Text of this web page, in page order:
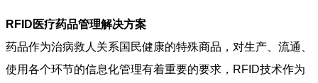
RFID医疗药品管理解决方案
药品作为治病救人关系国民健康的特殊商品，对生产、流通、
使用各个环节的信息化管理有着重要的要求，RFID技术作为